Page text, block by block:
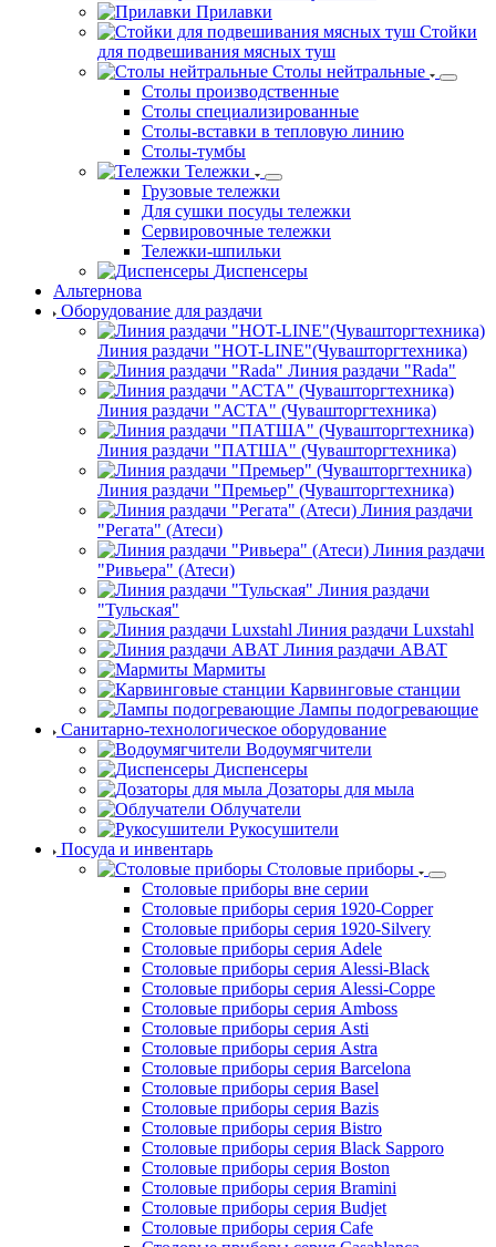
для подвешивания мясных туш
Столы нейтральные
Столы производственные
Столы специализированные
Столы-вставки в тепловую линию
Столы-тумбы
Тележки
Грузовые тележки
Для сушки посуды тележки
Сервировочные тележки
Тележки-шпильки
Диспенсеры
Альтернова
Оборудование для раздачи
Линия раздачи "HOT-LINE"(Чувашторгтехника)
Линия раздачи "Rada"
Линия раздачи "АСТА" (Чувашторгтехника)
Линия раздачи "ПАТША" (Чувашторгтехника)
Линия раздачи "Премьер" (Чувашторгтехника)
Линия раздачи
"Регата" (Атеси)
Линия раздачи
"Ривьера" (Атеси)
Линия раздачи
"Тульская"
Линия раздачи Luxstahl
Мармиты
Карвинговые станции
Санитарно-технологическое оборудование
Водоумягчители
Диспенсеры
Дозаторы для мыла
Облучатели
Рукосушители
Посуда и инвентарь
Столовые приборы
Столовые приборы вне серии
Столовые приборы серия 1920-Copper
Столовые приборы серия 1920-Silvery
Столовые приборы серия Adele
Столовые приборы серия Alessi-Black
Столовые приборы серия Alessi-Coppe
Столовые приборы серия Amboss
Столовые приборы серия Asti
Столовые приборы серия Astra
Столовые приборы серия Barcelona
Столовые приборы серия Basel
Столовые приборы серия Bazis
Столовые приборы серия Bistro
Столовые приборы серия Black Sapporo
Столовые приборы серия Boston
Столовые приборы серия Bramini
Столовые приборы серия Budjet
Столовые приборы серия Cafe
Столовые приборы серия Casablanca
Столовые приборы серия Chelsea